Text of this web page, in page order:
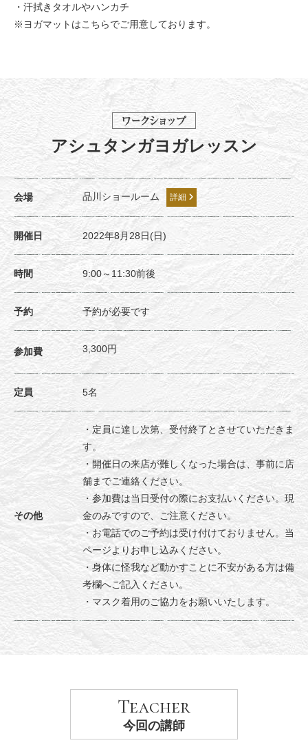
・汗拭きタオルやハンカチ
※ヨガマットはこちらでご用意しております。
アシュタンガヨガレッスン
会場 品川ショールーム 詳細
開催日 2022年8月28日(日)
時間 9:00～11:30前後
予約 予約が必要です
参加費 3,300円
定員 5名
その他
・定員に達し次第、受付終了とさせていただきま
す。
・開催日の来店が難しくなった場合は、事前に店
舗までご連絡ください。
・参加費は当日受付の際にお支払いください。現
金のみですので、ご注意ください。
・お電話でのご予約は受け付けておりません。当
ページよりお申し込みください。
・身体に怪我など動かすことに不安がある方は備
考欄へご記入ください。
・マスク着用のご協力をお願いいたします。
Teacher
今回の講師